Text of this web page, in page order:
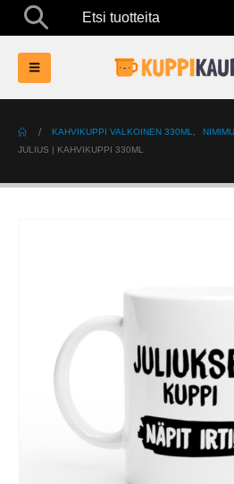
Etsi tuotteita
KAHVIKUPPI VALKOINEN 330ML
JULIUS | KAHVIKUPPI 330ML